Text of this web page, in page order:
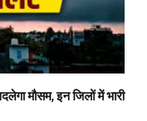
मौसम, इन जिलों में भारी